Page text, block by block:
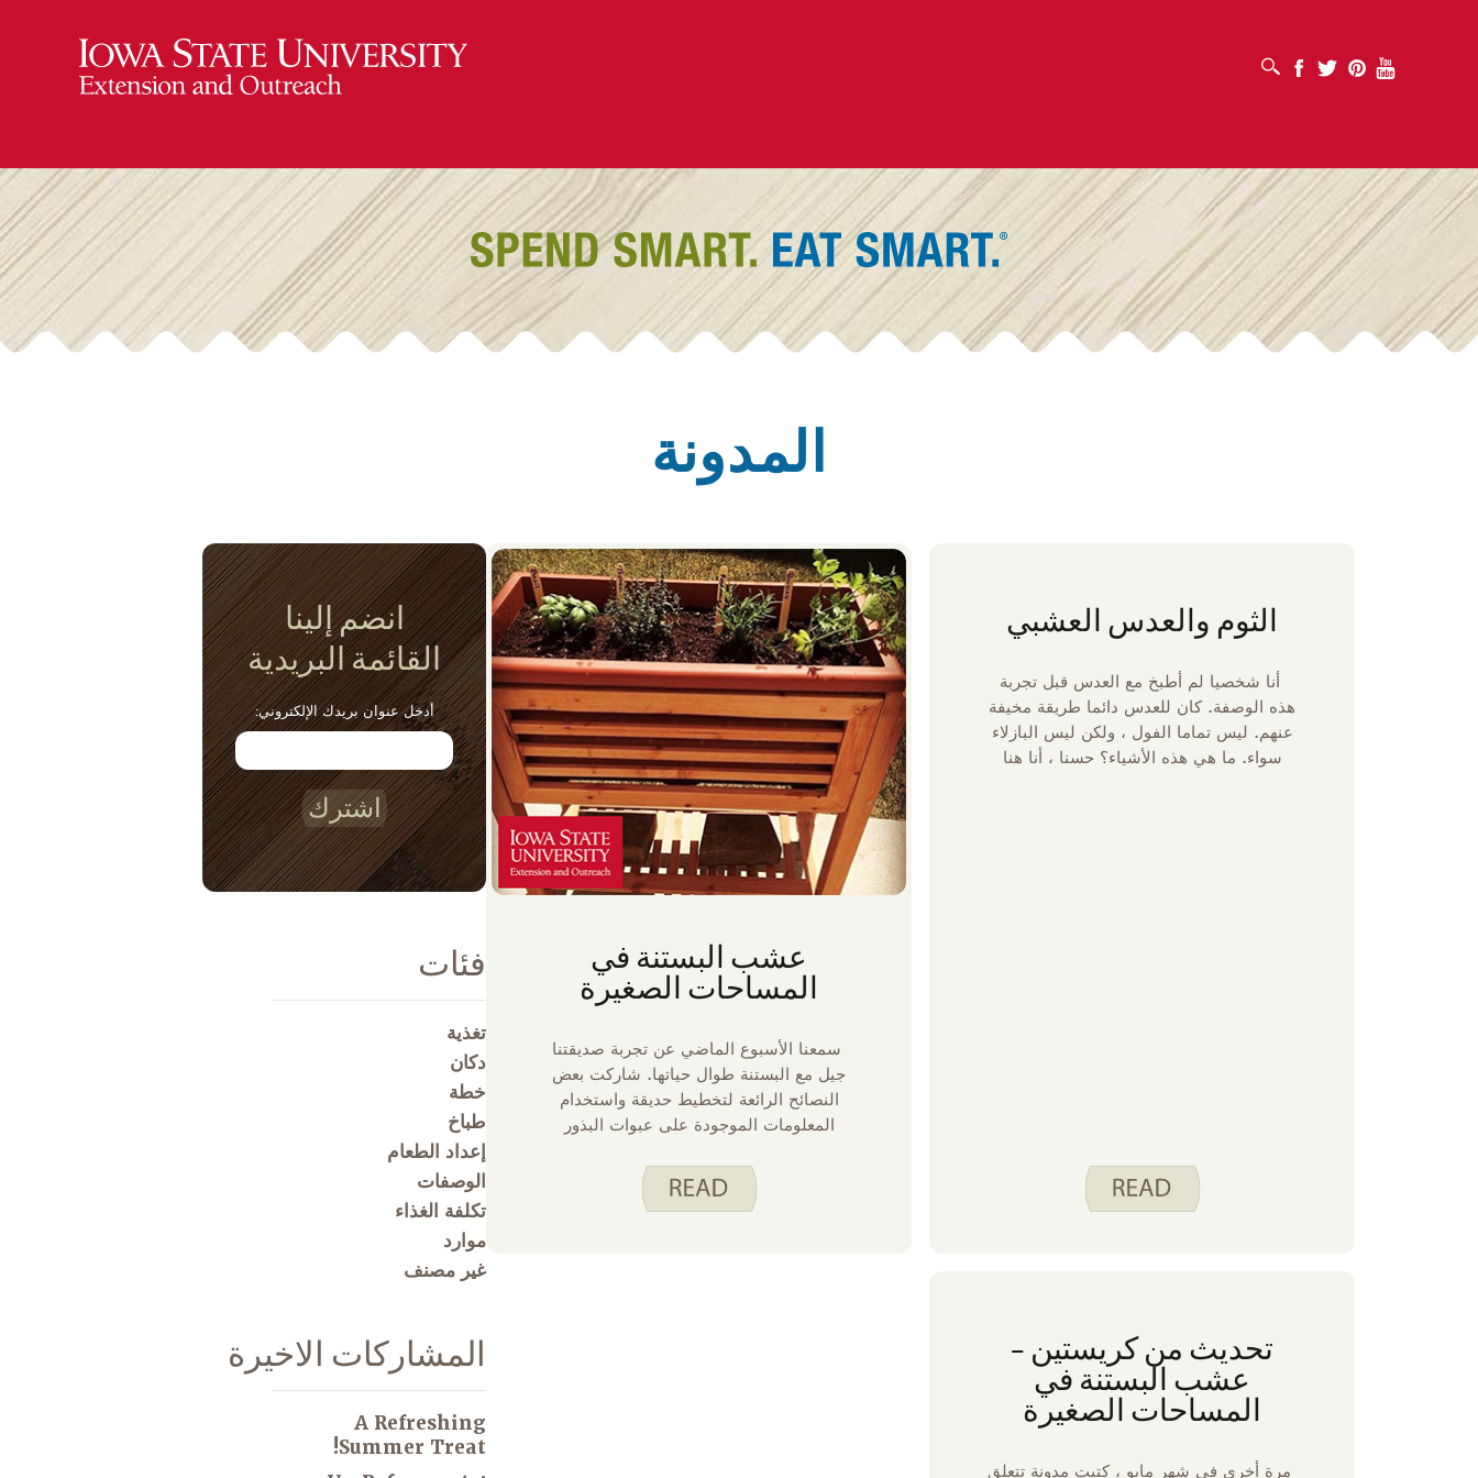
افتح مربع البحثFacebook TwitterPinterestYoutube
المدونة
الثوم والعدس العشبي
أنا شخصيا لم أطبخ مع العدس قبل تجربة
هذه الوصفة. كان للعدس دائما طريقة مخيفة
عنهم. ليس تماما الفول ، ولكن ليس البازلاء
سواء. ما هي هذه الأشياء؟ حسنا ، أنا هنا
عشب البستنة في
المساحات الصغيرة
سمعنا الأسبوع الماضي عن تجربة صديقتنا
جيل مع البستنة طوال حياتها. شاركت بعض
النصائح الرائعة لتخطيط حديقة واستخدام
المعلومات الموجودة على عبوات البذور
وجهة نظر مختلفة قليلا. أعيش في منزل
صغير وليس لدي أرض أحرثها وأزرع حديقة. ما
تحديث من كريستين –
عشب البستنة في
المساحات الصغيرة
مرة أخرى في شهر مايو ، كتبت مدونة تتعلق
انضم إلينا
القائمة البريدية
أدخل عنوان بريدك الإلكتروني:
اشترك
فئات
تغذية
دكان
خطة
طباخ
إعداد الطعام
الوصفات
تكلفة الغذاء
موارد
غير مصنف
المشاركات الاخيرة
A Refreshing
Summer Treat!